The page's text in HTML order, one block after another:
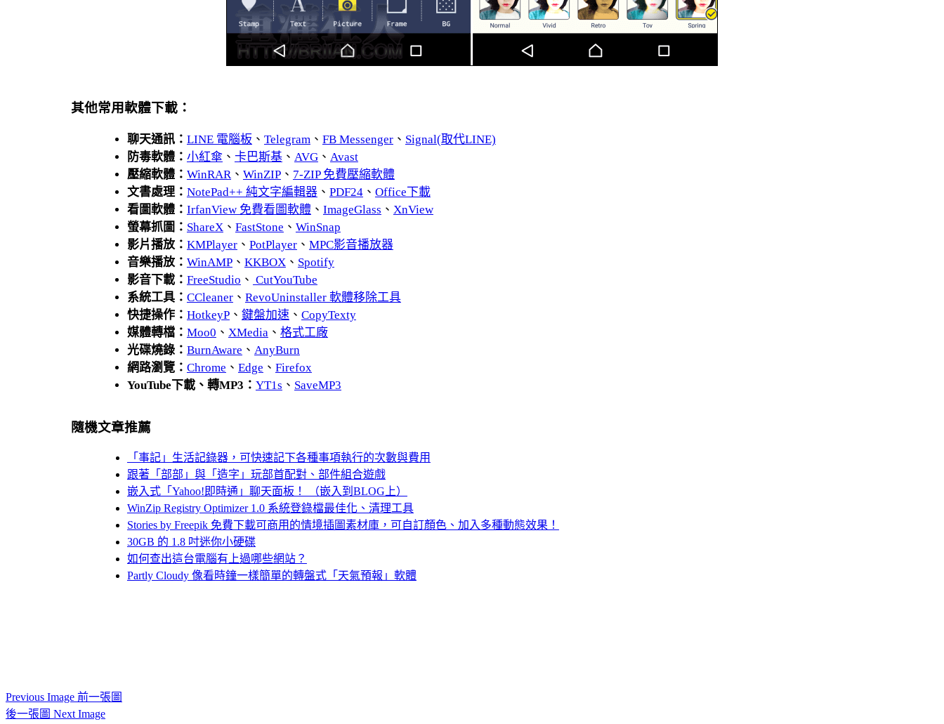
其他常用軟體下載：
聊天通訊： LINE 電腦板 、 Telegram、 FB Messenger、 Signal(取代LINE)
防毒軟體： 小紅傘 、 卡巴斯基、 AVG、 Avast
壓縮軟體： WinRAR、 WinZIP、 7-ZIP 免費壓縮軟體
文書處理： NotePad++ 純文字編輯器、 PDF24、 Office下載
看圖軟體： IrfanView 免費看圖軟體、 ImageGlass 、 XnView
螢幕抓圖： ShareX、 FastStone 、 WinSnap
影片播放： KMPlayer、 PotPlayer、 MPC影音播放器
音樂播放： WinAMP、 KKBOX、 Spotify
影音下載： FreeStudio 、 CutYouTube
系統工具： CCleaner、 RevoUninstaller 軟體移除工具
快捷操作： HotkeyP、 鍵盤加速、 CopyTexty
媒體轉檔： Moo0 、 XMedia、 格式工廠
光碟燒錄： BurnAware 、 AnyBurn
網路瀏覽： Chrome 、 Edge 、 Firefox
YouTube下載、轉MP3： YT1s 、 SaveMP3
隨機文章推薦
「事記」生活記錄器，可快速記下各種事項執行的次數與費用
跟著「部部」與「造字」玩部首配對、部件組合遊戲
嵌入式「Yahoo!即時通」聊天面板！ （嵌入到BLOG上）
WinZip Registry Optimizer 1.0 系統登錄檔最佳化、清理工具
Stories by Freepik 免費下載可商用的情境插圖素材庫，可自訂顏色、加入多種動態效果！
30GB 的 1.8 吋迷你小硬碟
如何查出這台電腦有上過哪些網站？
Partly Cloudy 像看時鐘一樣簡單的轉盤式「天氣預報」軟體
Previous Image 前一張圖
後一張圖 Next Image